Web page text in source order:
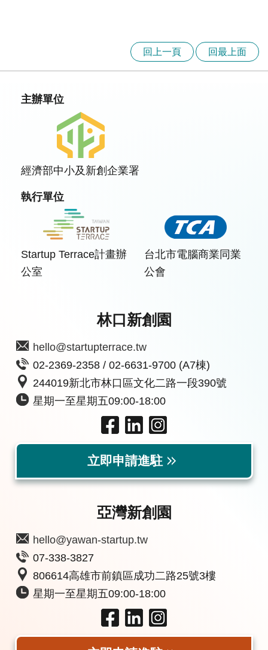
回上一頁 回最上面
主辦單位
經濟部中小及新創企業署
執行單位
Startup Terrace計畫辦
公室
台北市電腦商業同業
公會
林口新創園
hello@startupterrace.tw
02-2369-2358 / 02-6631-9700 (A7棟)
244019新北市林口區文化二路一段390號
星期一至星期五09:00-18:00
立即申請進駐
亞灣新創園
hello@yawan-startup.tw
07-338-3827
806614高雄市前鎮區成功二路25號3樓
星期一至星期五09:00-18:00